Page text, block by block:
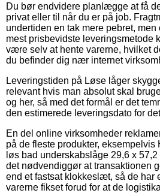
Du bør endvidere planlægge at få
privat eller til når du er på job.
undertiden en tak mere pebret,
mest prisbevidste leveringsmetode
være selv at hente varerne, hvilket
du befinder dig nær internet
Leveringstiden på Løse låger
relevant hvis man absolut skal
og her, så med det formål er det
den estimerede leveringsdato for
En del online virksomheder
på de fleste produkter, eksempelvis
løs bad underskabslåge 29,6 x
det nødvendiggør at transaktionen
end et fastsat klokkeslæt, så de har
varerne fikset forud for at de